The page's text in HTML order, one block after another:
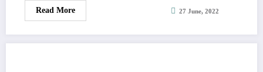
Read More 27 June, 2022